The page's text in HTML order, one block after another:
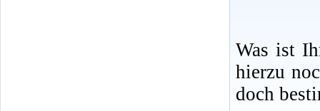
Was ist
hierzu
doch